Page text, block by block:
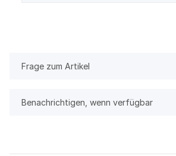
Frage zum Artikel
Benachrichtigen, wenn verfügbar